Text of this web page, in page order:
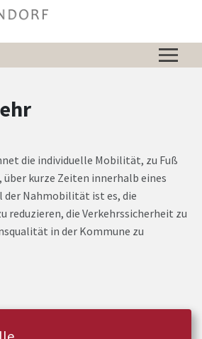
die individuelle Mobilität, zu Fuß
über kurze Zeiten innerhalb eines
der Nahmobilität ist es, die
reduzieren, die Verkehrssicherheit zu
in der Kommune zu